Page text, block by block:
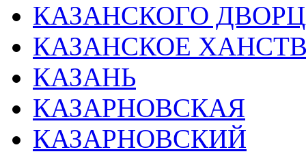
КАЗАНСКОГО
КАЗАНСКОЕ
КАЗАНЬ
КАЗАРНОВСКАЯ
КАЗАРНОВСКИЙ